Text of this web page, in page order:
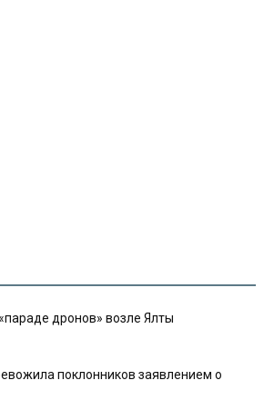
дронов» возле Ялты
поклонников заявлением о